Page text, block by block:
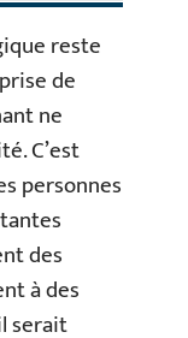
reste
de
ne
C’est
personnes
des
à des
serait